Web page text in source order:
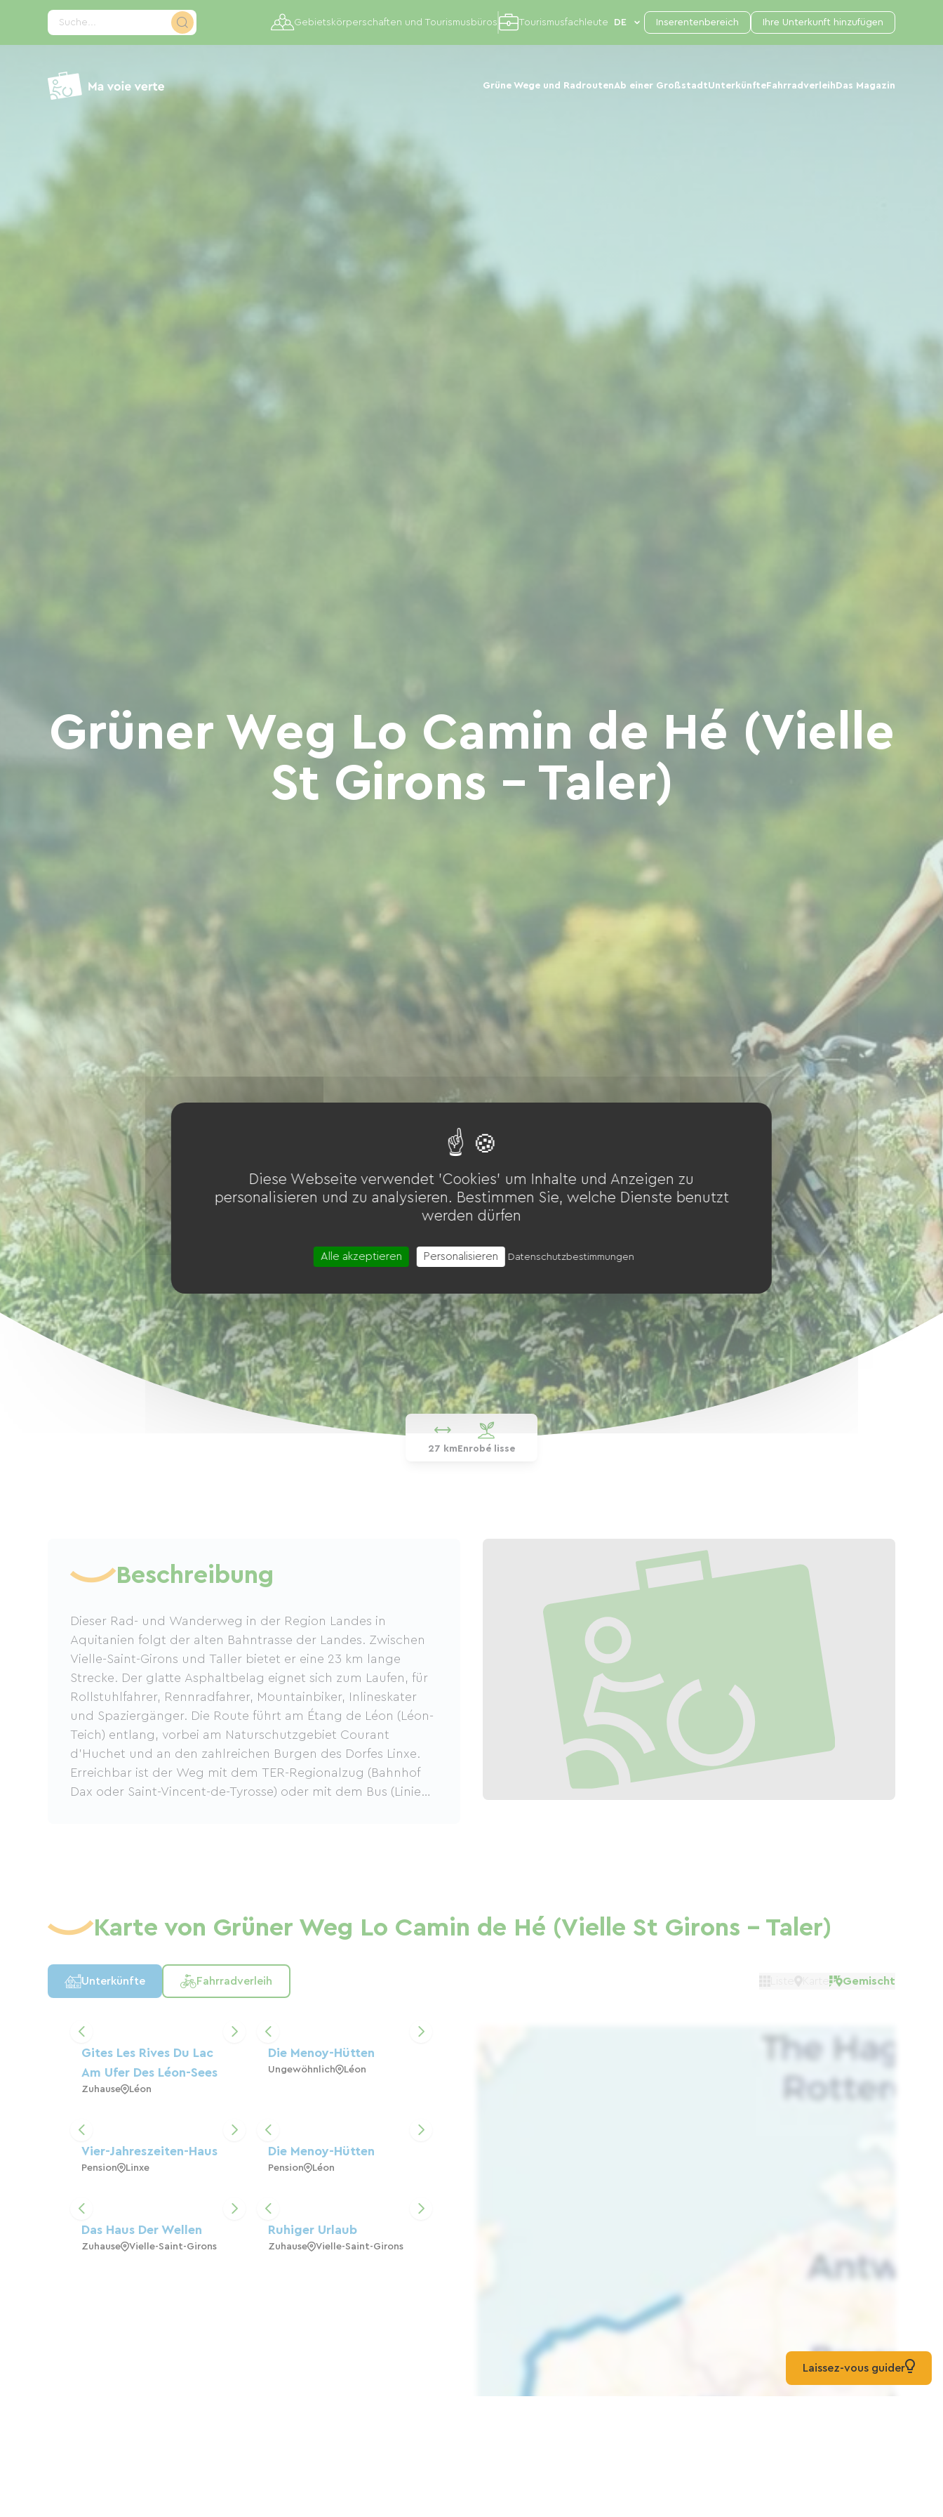
Suche...
Grüne Wege und RadroutenAb einer GroßstadtUnterkünfte Fahrradverleih Das Magazin
Gebietskörperschaften und Tourismusbüros Tourismusfachleute Inserentenbereich Ihre Unterkunft hinzufügen
Grüner Weg Lo Camin de Hé (Vielle
St Girons - Taler)
27 km Enrobé lisse
Beschreibung
Dieser Rad- und Wanderweg in der Region Landes in
Aquitanien folgt der alten Bahntrasse der Landes. Zwischen
Vielle-Saint-Girons und Taller bietet er eine 23 km lange
Strecke. Der glatte Asphaltbelag eignet sich zum Laufen, für
Rollstuhlfahrer, Rennradfahrer, Mountainbiker, Inlineskater
und Spaziergänger. Die Route führt am Étang de Léon (Léon-
Teich) entlang, vorbei am Naturschutzgebiet Courant
d'Huchet und an den zahlreichen Burgen des Dorfes Linxe.
Erreichbar ist der Weg mit dem TER-Regionalzug (Bahnhof
Dax oder Saint-Vincent-de-Tyrosse) oder mit dem Bus (Linie
Karte von Grüner Weg Lo Camin de Hé (Vielle St Girons - Taler)
Unterkünfte Fahrradverleih Gemischt
Gites Les Rives Du Lac
Am Ufer Des Léon-Sees
Zuhause Léon
Die Menoy-Hütten
Ungewöhnlich Léon
Vier-Jahreszeiten-Haus
Pension Linxe
Die Menoy-Hütten
Pension Léon
Das Haus Der Wellen
Zuhause Vielle-Saint-Girons
Ruhiger Urlaub
Zuhause Vielle-Saint-Girons
Laissez-vous guider
Cookie-Einstellungen
Diese Webseite verwendet 'Cookies' um Inhalte und Anzeigen zu
personalisieren und zu analysieren. Bestimmen Sie, welche Dienste benutzt
werden dürfen
Alle akzeptieren Personalisieren Datenschutzbestimmungen